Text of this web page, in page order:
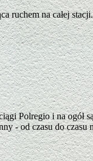
ruchem na całej
Polregio i na ogół
- od czasu do czasu